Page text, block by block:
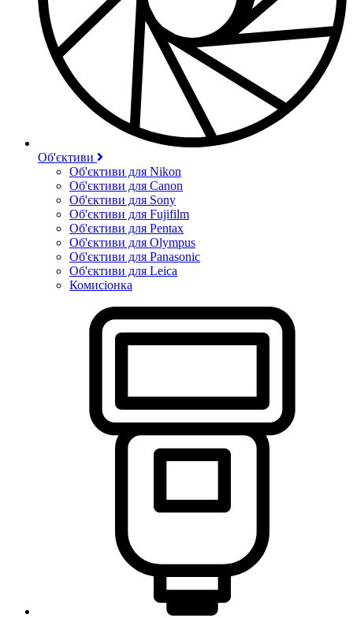
Об'єктиви
Об'єктиви для Nikon
Об'єктиви для Canon
Об'єктиви для Sony
Об'єктиви для Fujifilm
Об'єктиви для Pentax
Об'єктиви для Olympus
Об'єктиви для Panasonic
Об'єктиви для Leica
Комисіонка